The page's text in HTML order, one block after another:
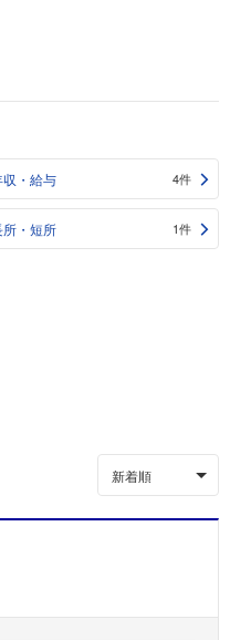
収・給与 4件
所・短所 1件
新着順